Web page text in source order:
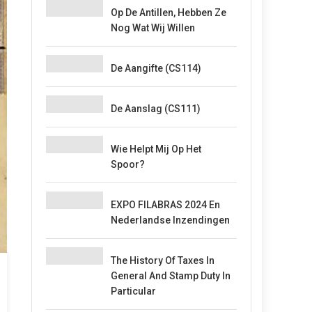
Op De Antillen, Hebben Ze
Nog Wat Wij Willen
De Aangifte (CS114)
De Aanslag (CS111)
Wie Helpt Mij Op Het
Spoor?
EXPO FILABRAS 2024 En
Nederlandse Inzendingen
The History Of Taxes In
General And Stamp Duty In
Particular